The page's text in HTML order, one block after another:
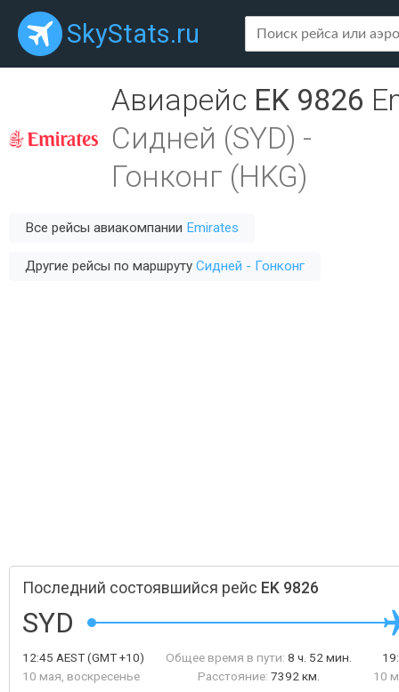
SkyStats.ru
Авиарейс EK 9826
Сидней (SYD) -
Гонконг (HKG)
Все рейсы авиакомпании Emirates
Другие рейсы по маршруту Сидней - Гонконг
Последний состоявшийся рейс EK 9826
SYD
12:45 AEST(GMT +10)
10 мая, воскресенье
Общее время в пути: 8 ч. 52 мин.
Расстояние: 7392 км.
10